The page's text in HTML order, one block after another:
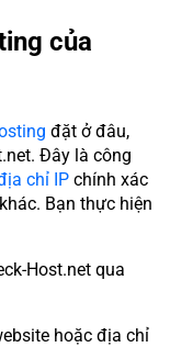
của
đặt ở đâu,
Đây là công
chỉ IP chính xác
Bạn thực hiện
Host.net qua
hoặc địa chỉ